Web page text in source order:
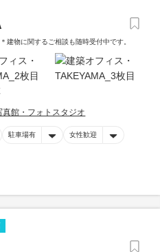
建物に関するご相談も随時受付中です。
真館・フォトスタジオ
駐車場有 女性歓迎